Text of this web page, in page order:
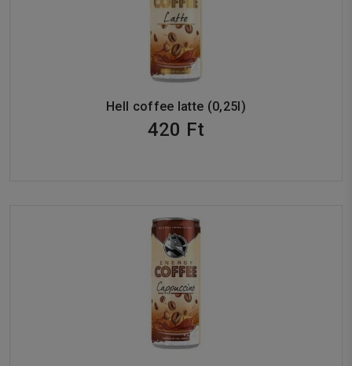
Hell coffee latte (0,25l)
420 Ft